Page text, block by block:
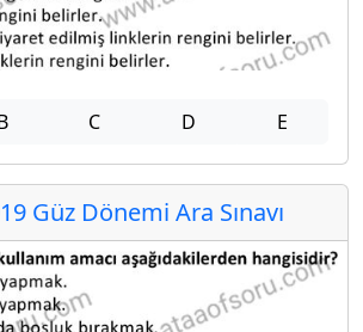
C D E
Güz Dönemi Ara Sınavı